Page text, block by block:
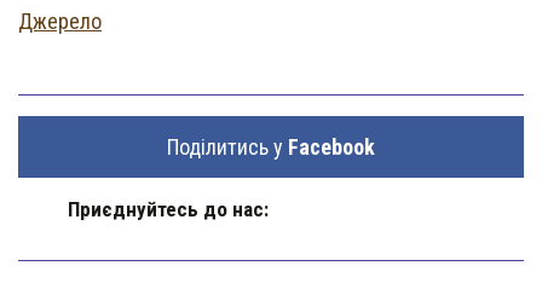
Джерело
Поділитись у Facebook
Приєднуйтесь до нас: